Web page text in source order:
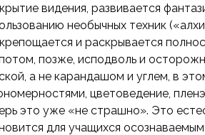
видения, развивается
необычных техник
и раскрывается
позже, исподволь и
а не карандашом и углем, в
цветоведение,
это уже «не страшно». Это
для учащихся